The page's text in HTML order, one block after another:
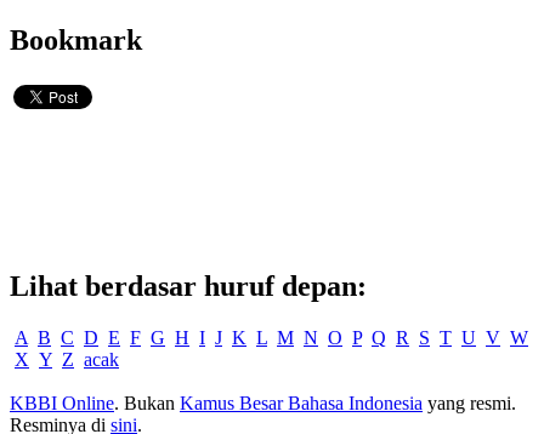
Bookmark
Lihat berdasar huruf depan:
A B C D E F G H I J K L M N O P Q R S T U V W
X Y Z acak
KBBI Online. Bukan Kamus Besar Bahasa Indonesia yang resmi.
Resminya di sini.